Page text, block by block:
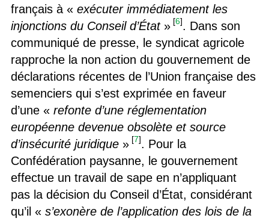
français à « exécuter immédiatement les
injonctions du Conseil d’État» [6]. Dans son
communiqué de presse, le syndicat agricole
rapproche la non action du gouvernement de
déclarations récentes de l’Union française des
semenciers qui s’est exprimée en faveur
d’une « refonte d’une réglementation
européenne devenue obsolète et source
d’insécurité juridique» [7]. Pour la
Confédération paysanne, le gouvernement
effectue un travail de sape en n’appliquant
pas la décision du Conseil d’État, considérant
qu’il « s’exonère de l’application des lois de la